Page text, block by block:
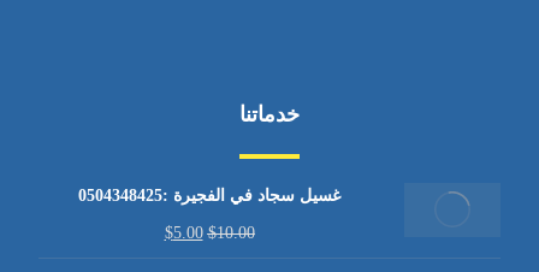
خدماتنا
غسيل سجاد في الفجيرة :0504348425
$10.00
$5.00